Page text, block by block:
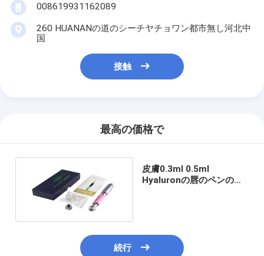
008619931162089
260 HUANANの道のシーチヤチョワン都市無し河北中
国
接触
最高の価格で
皮膚0.3ml 0.5ml
Hyaluronの唇のペンの注
続行